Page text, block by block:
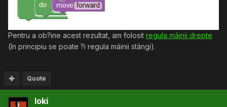
Pentru a ob?ine acest rezultat, am folosit regula mâinii drepte
(în principiu se poate ?i regula mâinii stângi).
Quote
loki